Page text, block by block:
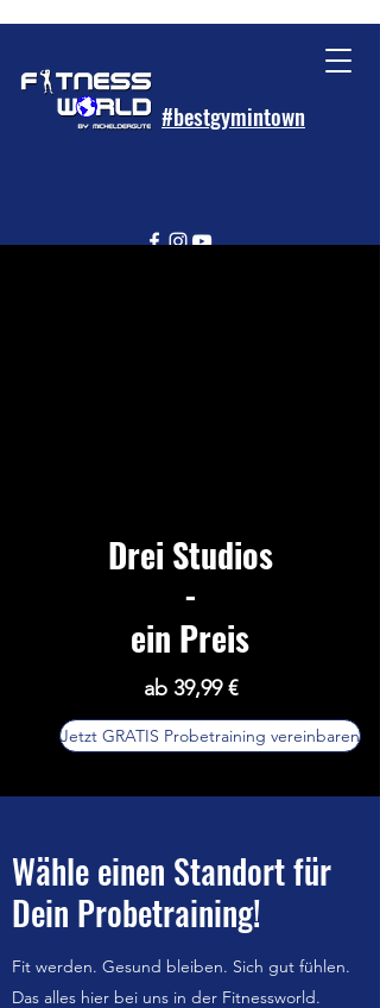
#bestgymintown
Drei Studios
-
ein Preis
ab 39,99 €
Jetzt GRATIS Probetraining vereinbaren
Wähle einen Standort für
Dein Probetraining!
Fit werden. Gesund bleiben. Sich gut fühlen.
Das alles hier bei uns in der Fitnessworld.